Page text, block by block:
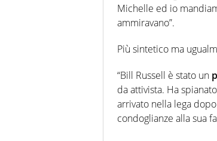
Michelle ed io
ammiravano”.
Più sintetico ma
“Bill Russell è stato un
da attivista. Ha
arrivato nella lega
condoglianze alla sua